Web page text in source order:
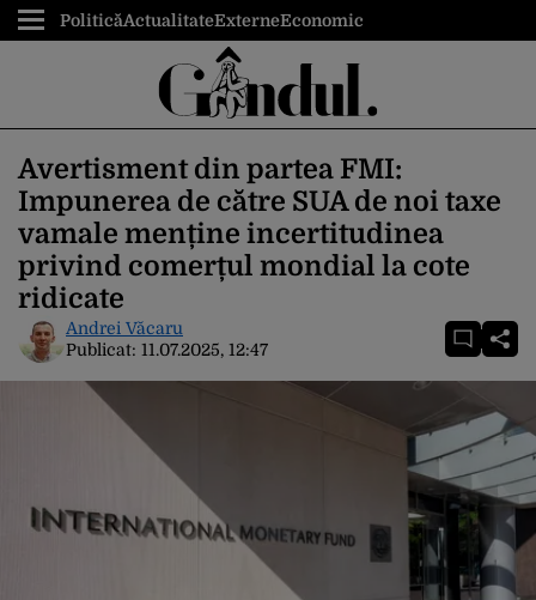
PoliticăActualitateExterneEconomic
Avertisment din partea FMI:
Impunerea de către SUA de noi taxe
vamale menține incertitudinea
privind comerțul mondial la cote
ridicate
Andrei Văcaru
Publicat: 11.07.2025, 12:47